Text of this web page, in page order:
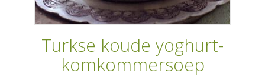
Turkse koude yoghurt-
komkommersoep